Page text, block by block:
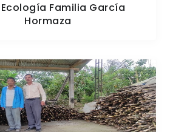
Familia García
Hormaza